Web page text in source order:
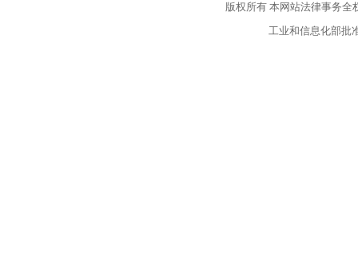
版权所有本网站法律事务全
工业和信息化部批